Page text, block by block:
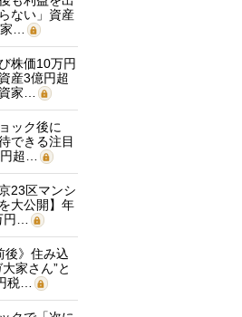
ない」資産
…
株価10万円
産3億円超
家…
ック後に
できる注目
超…
23区マンシ
大公開】年
…
後》住み込
家さん”と
税…